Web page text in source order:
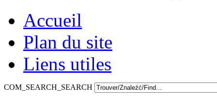
Accueil
Plan du site
Liens utiles
COM_SEARCH_SEARCH